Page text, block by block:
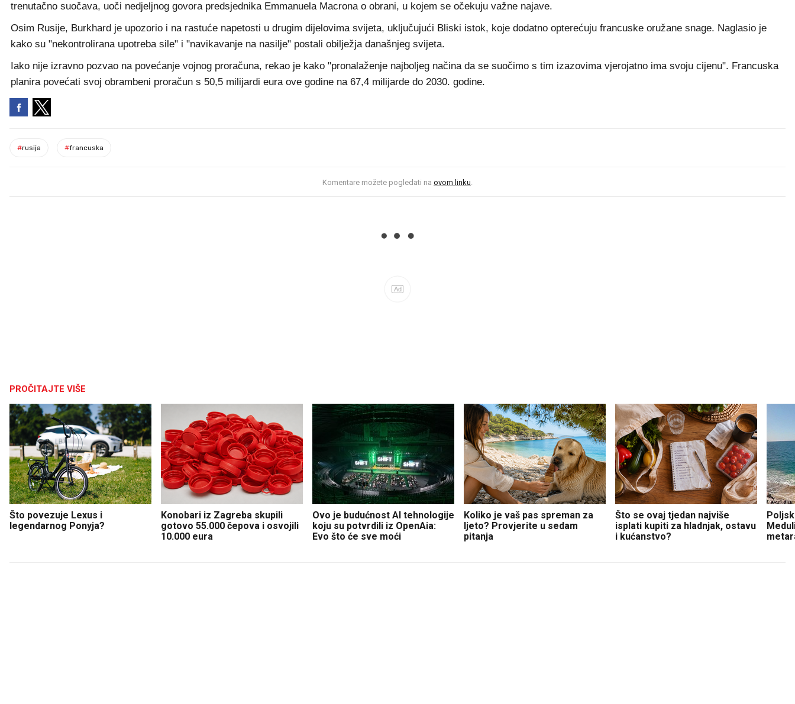
trenutačno suočava, uoči nedjeljnog govora predsjednika Emmanuela Macrona o obrani, u kojem se očekuju važne najave.
Osim Rusije, Burkhard je upozorio i na rastuće napetosti u drugim dijelovima svijeta, uključujući Bliski istok, koje dodatno opterećuju francuske oružane snage. Naglasio je
kako su "nekontrolirana upotreba sile" i "navikavanje na nasilje" postali obilježja današnjeg svijeta.
Iako nije izravno pozvao na povećanje vojnog proračuna, rekao je kako "pronalaženje najboljeg načina da se suočimo s tim izazovima vjerojatno ima svoju cijenu". Francuska
planira povećati svoj obrambeni proračun s 50,5 milijardi eura ove godine na 67,4 milijarde do 2030. godine.
#rusija #francuska
Komentare možete pogledati na ovom linku.
Ad
PROČITAJTE VIŠE
Što povezuje Lexus i
legendarnog Ponyja?
Konobari iz Zagreba skupili
gotovo 55.000 čepova i osvojili
10.000 eura
Ovo je budućnost AI tehnologije
koju su potvrdili iz OpenAia:
Evo što će sve moći
Koliko je vaš pas spreman za
ljeto? Provjerite u sedam
pitanja
Što se ovaj tjedan najviše
isplati kupiti za hladnjak, ostavu
i kućanstvo?